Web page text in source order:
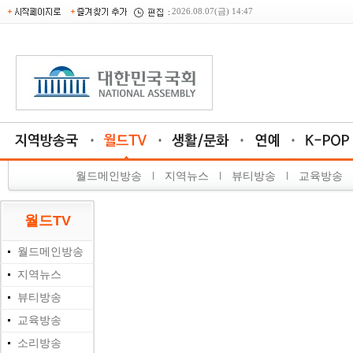
2026.08.07(금) 14:47
월드메인방송 지역뉴스 뷰티방송 교육방송
월드TV
월드메인방송
지역뉴스
뷰티방송
교육방송
소리방송